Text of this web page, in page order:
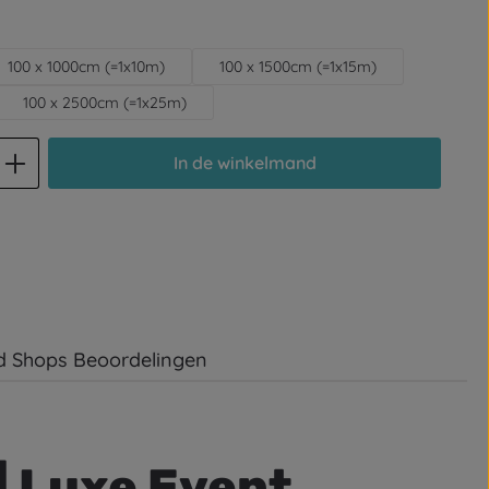
100 x 1000cm (=1x10m)
100 x 1500cm (=1x15m)
100 x 2500cm (=1x25m)
Voer de gewenste hoeveelheid in
In de winkelmand
Shops Beoordelingen